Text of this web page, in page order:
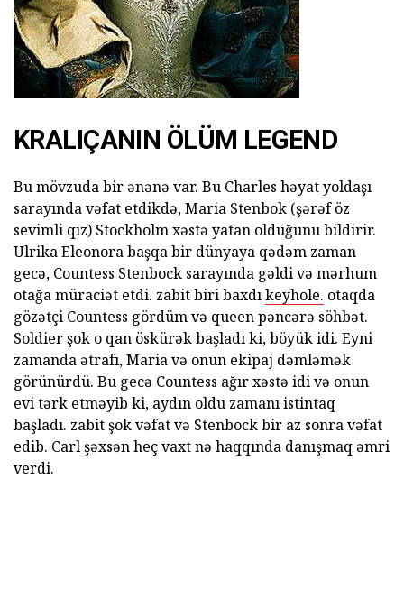
KRALIÇANIN ÖLÜM LEGEND
Bu mövzuda bir ənənə var. Bu Charles həyat yoldaşı
sarayında vəfat etdikdə, Maria Stenbok (şərəf öz
sevimli qız) Stockholm xəstə yatan olduğunu bildirir.
Ulrika Eleonora başqa bir dünyaya qədəm zaman
gecə, Countess Stenbock sarayında gəldi və mərhum
otağa müraciət etdi. zabit biri baxdıkeyhole. otaqda
gözətçi Countess gördüm və queen pəncərə söhbət.
Soldier şok o qan öskürək başladı ki, böyük idi. Eyni
zamanda ətrafı, Maria və onun ekipaj dəmləmək
görünürdü. Bu gecə Countess ağır xəstə idi və onun
evi tərk etməyib ki, aydın oldu zamanı istintaq
başladı. zabit şok vəfat və Stenbock bir az sonra vəfat
edib. Carl şəxsən heç vaxt nə haqqında danışmaq əmri
verdi.